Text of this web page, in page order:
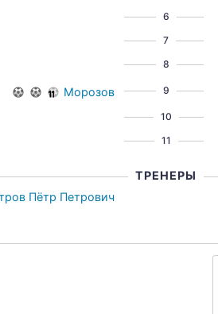
6
7
8
Морозов
9
10
11
ТРЕНЕРЫ
Пётр Петрович